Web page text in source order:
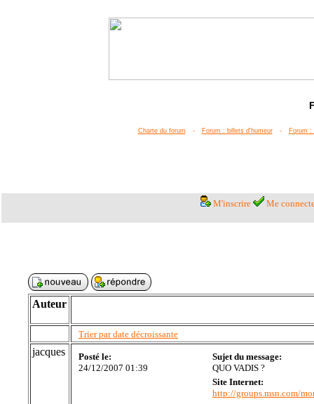
Charte du forum - Forum : billets d'humeur - Forum :
M'inscrire Me
Auteur
Trier par date décroissante
jacques
Posté le:
24/12/2007 01:39
Sujet du message:
QUO VADIS ?
Site Internet:
http://groups.msn.com/